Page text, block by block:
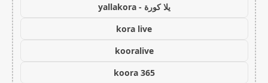
يلا كورة - yallakora
kora live
kooralive
koora 365